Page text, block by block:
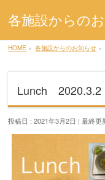
各施設からの
HOME » 各施設からのお知らせ »
Lunch 2020.3.2
投稿日 : 2021年3月2日 最終更